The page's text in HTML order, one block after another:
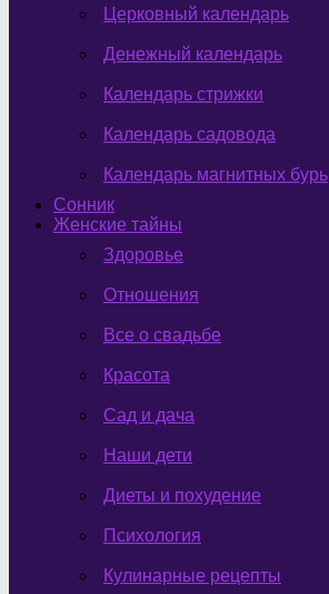
Церковный календарь
Денежный календарь
Календарь стрижки
Календарь садовода
Календарь магнитных бурь
Сонник
Женские тайны
Здоровье
Отношения
Все о свадьбе
Красота
Сад и дача
Наши дети
Диеты и похудение
Психология
Кулинарные рецепты